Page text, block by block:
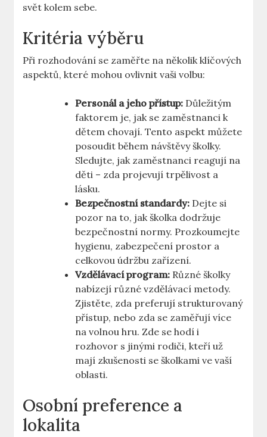
svět kolem sebe.
Kritéria výběru
Při rozhodování se zaměřte na několik klíčových
aspektů, které mohou ovlivnit vaši volbu:
Personál a jeho přístup: Důležitým
faktorem je, jak se zaměstnanci k
dětem chovají. Tento aspekt můžete
posoudit během návštěvy školky.
Sledujte, jak zaměstnanci reagují na
děti – zda projevují trpělivost a
lásku.
Bezpečnostní standardy: Dejte si
pozor na to, jak školka dodržuje
bezpečnostní normy. Prozkoumejte
hygienu, zabezpečení prostor a
celkovou údržbu zařízení.
Vzdělávací program: Různé školky
nabízejí různé vzdělávací metody.
Zjistěte, zda preferují strukturovaný
přístup, nebo zda se zaměřují více
na volnou hru. Zde se hodí i
rozhovor s jinými rodiči, kteří už
mají zkušenosti se školkami ve vaší
oblasti.
Osobní preference a
lokalita